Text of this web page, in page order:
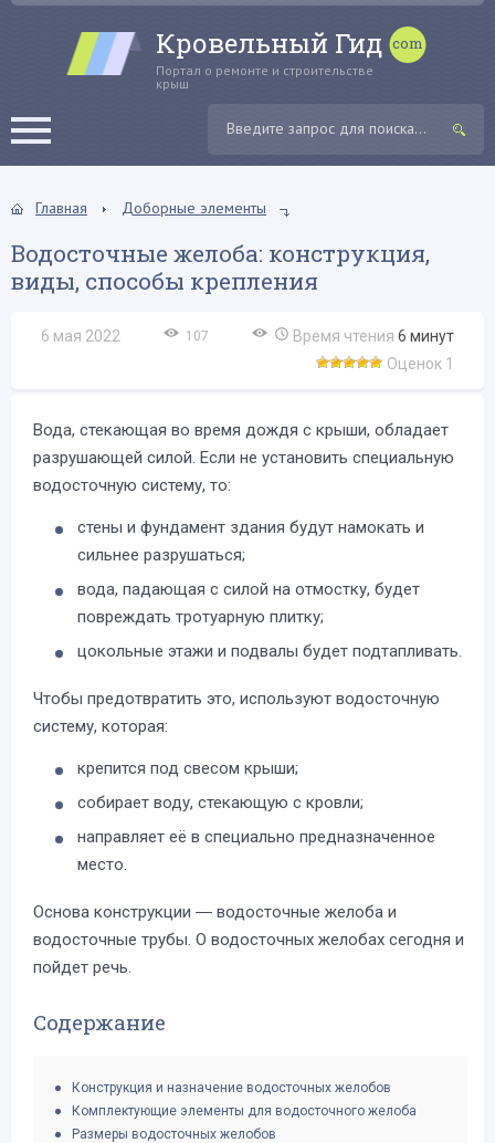
Кровельный Гид
Портал о ремонте и строительстве
крыш
Главная Доборные элементы
Водосточные желоба: конструкция,
виды, способы крепления
6 мая 2022 107 Время чтения 6 минут
Оценок 1
Вода, стекающая во время дождя с крыши, обладает
разрушающей силой. Если не установить специальную
водосточную систему, то:
стены и фундамент здания будут намокать и
сильнее разрушаться;
вода, падающая с силой на отмостку, будет
повреждать тротуарную плитку;
цокольные этажи и подвалы будет подтапливать.
Чтобы предотвратить это, используют водосточную
систему, которая:
крепится под свесом крыши;
собирает воду, стекающую с кровли;
направляет её в специально предназначенное
место.
Основа конструкции ― водосточные желоба и
водосточные трубы. О водосточных желобах сегодня и
пойдет речь.
Содержание
Конструкция и назначение водосточных желобов
Комплектующие элементы для водосточного желоба
Размеры водосточных желобов